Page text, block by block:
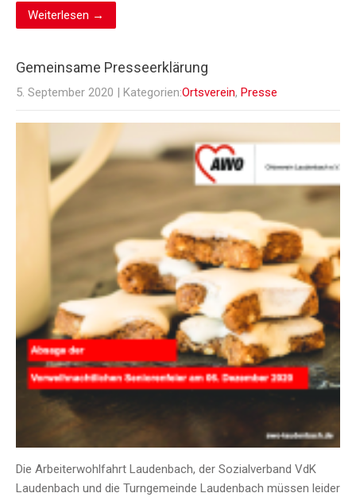
Weiterlesen →
Gemeinsame Presseerklärung
5. September 2020 | Kategorien:Ortsverein, Presse
Die Arbeiterwohlfahrt Laudenbach, der Sozialverband VdK
Laudenbach und die Turngemeinde Laudenbach müssen leider